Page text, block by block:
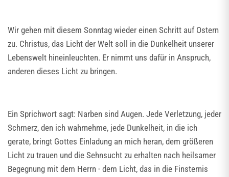
Wir gehen mit diesem Sonntag wieder einen Schritt auf Ostern
zu. Christus, das Licht der Welt soll in die Dunkelheit unserer
Lebenswelt hineinleuchten. Er nimmt uns dafür in Anspruch,
anderen dieses Licht zu bringen.
Ein Sprichwort sagt: Narben sind Augen. Jede Verletzung, jeder
Schmerz, den ich wahrnehme, jede Dunkelheit, in die ich
gerate, bringt Gottes Einladung an mich heran, dem größeren
Licht zu trauen und die Sehnsucht zu erhalten nach heilsamer
Begegnung mit dem Herrn - dem Licht, das in die Finsternis